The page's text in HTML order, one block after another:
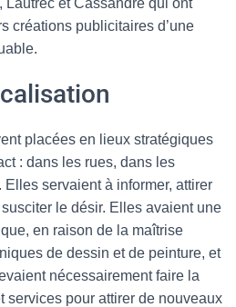
Lautrec et Cassandre qui ont
créations publicitaires d’une
placées en lieux stratégiques
: dans les rues, dans les
servaient à informer, attirer
susciter le désir. Elles avaient une
en raison de la maîtrise
de dessin et de peinture, et
nécessairement faire la
services pour attirer de nouveaux